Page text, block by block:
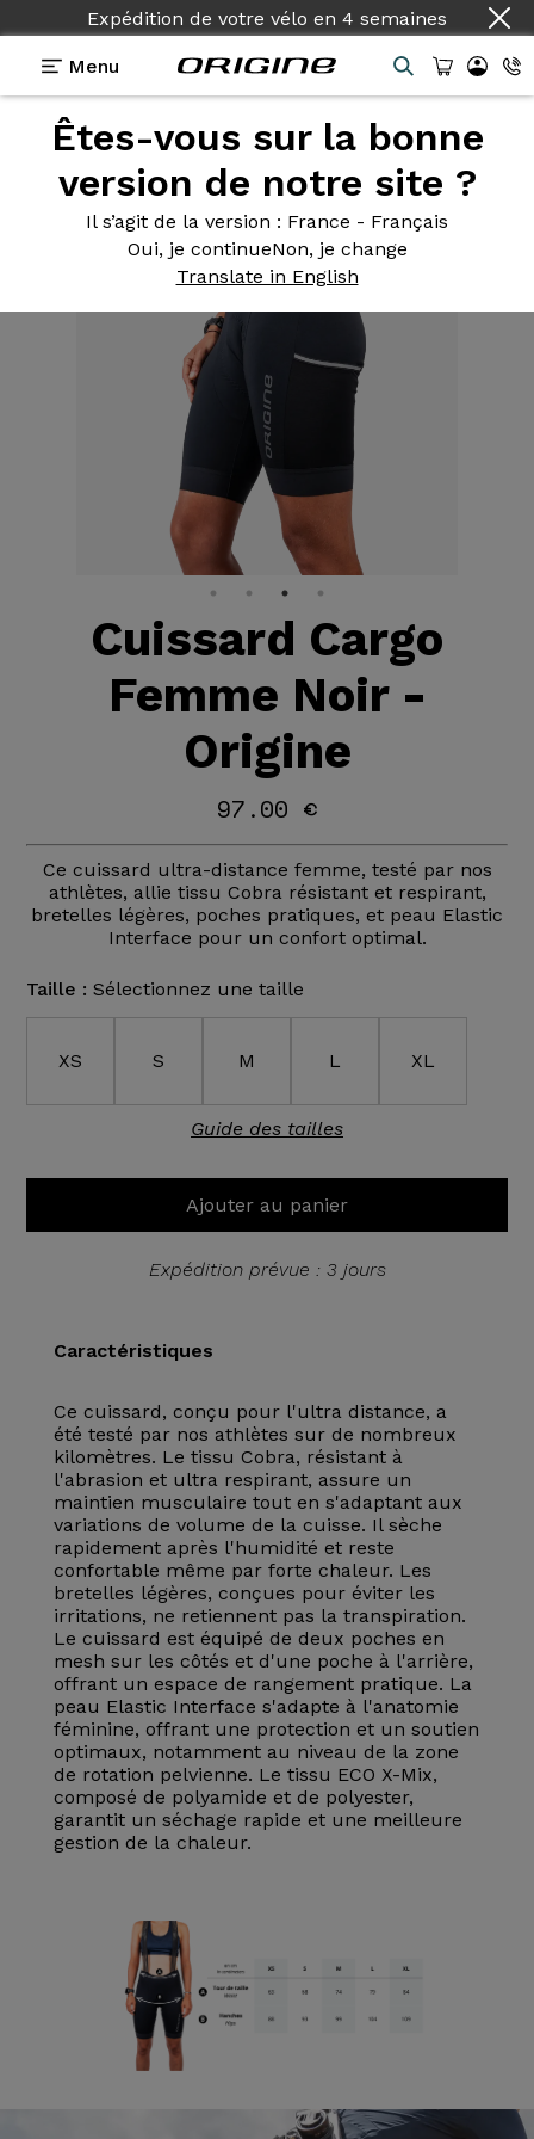
Expédition de votre vélo en 4 semaines
Menu
Êtes-vous sur la bonne
version de notre site ?
Il s’agit de la version : France - Français
Oui, je continueNon, je change
Translate in English
Equipements>Textile>Cuissard Cargo Femme
Cuissard Cargo
Femme Noir -
Origine
97.00 €
Ce cuissard ultra-distance femme, testé par nos
athlètes, allie tissu Cobra résistant et respirant,
bretelles légères, poches pratiques, et peau Elastic
Interface pour un confort optimal.
Taille : Sélectionnez une taille
XS S M L XL
Guide des tailles
Ajouter au panier
Expédition prévue : 3 jours
Caractéristiques
Ce cuissard, conçu pour l'ultra distance, a
été testé par nos athlètes sur de nombreux
kilomètres. Le tissu Cobra, résistant à
l'abrasion et ultra respirant, assure un
maintien musculaire tout en s'adaptant aux
variations de volume de la cuisse. Il sèche
rapidement après l'humidité et reste
confortable même par forte chaleur. Les
bretelles légères, conçues pour éviter les
irritations, ne retiennent pas la transpiration.
Le cuissard est équipé de deux poches en
mesh sur les côtés et d'une poche à l'arrière,
offrant un espace de rangement pratique. La
peau Elastic Interface s'adapte à l'anatomie
féminine, offrant une protection et un soutien
optimaux, notamment au niveau de la zone
de rotation pelvienne. Le tissu ECO X-Mix,
composé de polyamide et de polyester,
garantit un séchage rapide et une meilleure
gestion de la chaleur.